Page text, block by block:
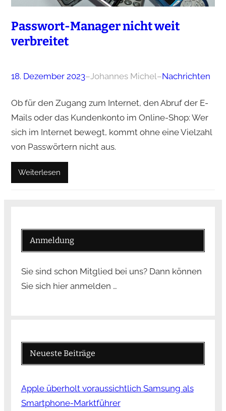
Passwort-Manager nicht weit
verbreitet
18. Dezember 2023–Johannes Michel–Nachrichten
Ob für den Zugang zum Internet, den Abruf der E-
Mails oder das Kundenkonto im Online-Shop: Wer
sich im Internet bewegt, kommt ohne eine Vielzahl
von Passwörtern nicht aus.
Weiterlesen
Anmeldung
Sie sind schon Mitglied bei uns? Dann können
Sie sich hier anmelden …
Neueste Beiträge
Apple überholt voraussichtlich Samsung als
Smartphone-Marktführer